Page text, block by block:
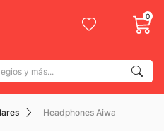
0
colegios y más...
Headphones Aiwa